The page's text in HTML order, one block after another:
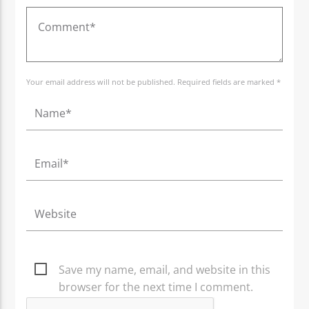
Your email address will not be published. Required fields are marked *
Save my name, email, and website in this
browser for the next time I comment.